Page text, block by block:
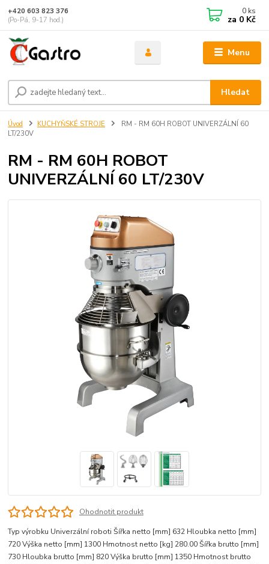
Menu
Hledat
+420 603 823 376
(Po-Pá, 9-17 hod.)
0 ks
za 0 Kč
Úvod KUCHYŇSKÉ STROJE
RM - RM 60H ROBOT UNIVERZÁLNÍ 60
LT/230V
RM - RM 60H ROBOT
UNIVERZÁLNÍ 60 LT/230V
Ohodnotit produkt
Typ výrobku Univerzální roboti Šířka netto [mm] 632 Hloubka netto [mm]
720 Výška netto [mm] 1300 Hmotnost netto [kg] 280.00 Šířka brutto [mm]
730 Hloubka brutto [mm] 820 Výška brutto [mm] 1350 Hmotnost brutto